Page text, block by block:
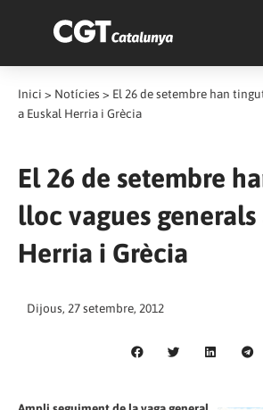
Inici > Notícies > El 26 de setembre han
a Euskal Herria i Grècia
El 26 de setembre
lloc vagues generals
Herria i Grècia
Dijous, 27 setembre, 2012